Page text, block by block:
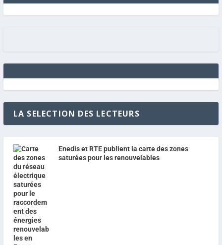
LA SELECTION DES LECTEURS
Enedis et RTE publient la carte des zones
saturées pour les renouvelables